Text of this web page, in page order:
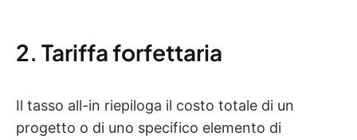
2. Tariffa forfettaria
Il tasso all-in riepiloga il costo totale di un
progetto o di uno specifico elemento di